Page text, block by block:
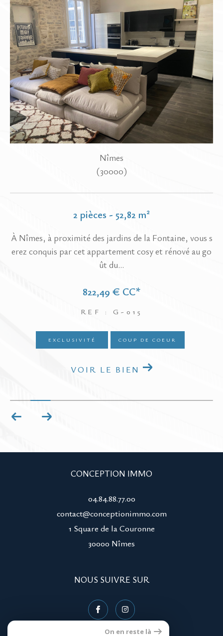
Nîmes
(30000)
2 pièces - 52,82 m²
À Nîmes, à proximité des jardins de la Fontaine, vous s
erez conquis par cet appartement cosy et rénové au go
ût du...
822,49 € CC*
REF : G-015
EXCLUSIVITÉ COUP DE COEUR
VOIR LE BIEN
CONCEPTION IMMO
04.84.88.77.00
contact@conceptionimmo.com
1 Square de la Couronne
30000
nîmes
NOUS SUIVRE SUR
On en reste là